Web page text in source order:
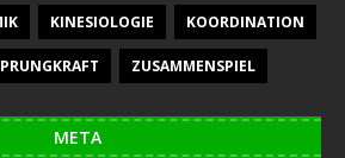
KINESIOLOGIE KOORDINATION
ZUSAMMENSPIEL
META